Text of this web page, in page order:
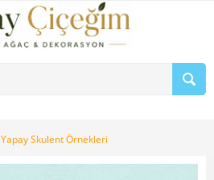
Yapay Skulent Örnekleri